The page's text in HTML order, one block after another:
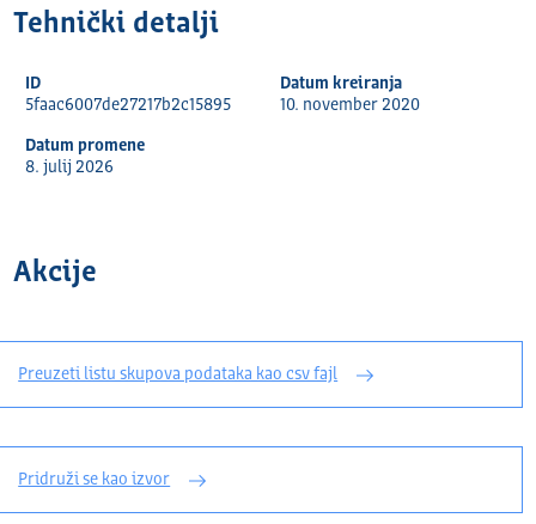
Tehnički detalјi
ID
5faac6007de27217b2c15895
Datum kreiranja
10. november 2020
Datum promene
8. julij 2026
Akcije
Preuzeti listu skupova podataka kao csv fajl
Pridruži se kao izvor